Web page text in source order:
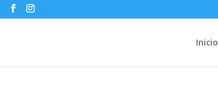
Inicio